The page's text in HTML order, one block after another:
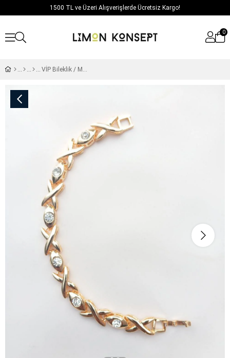
1500 TL ve Üzeri Alışverişlerde Ücretsiz Kargo!
0
VİP Bileklik / Model 615